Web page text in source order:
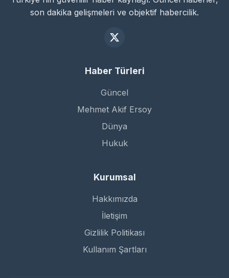
son dakika gelişmeleri ve objektif habercilik.
Haber Türleri
Güncel
Mehmet Akif Ersoy
Dünya
Hukuk
Kurumsal
Hakkımızda
İletişim
Gizlilik Politikası
Kullanım Şartları